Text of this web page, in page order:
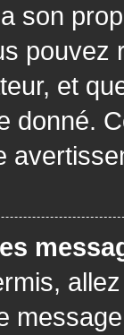
son
pouvez
et
donné.